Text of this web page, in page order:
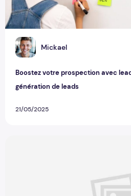
M Mickael
Boostez votre prospection avec
génération de leads
21/05/2025